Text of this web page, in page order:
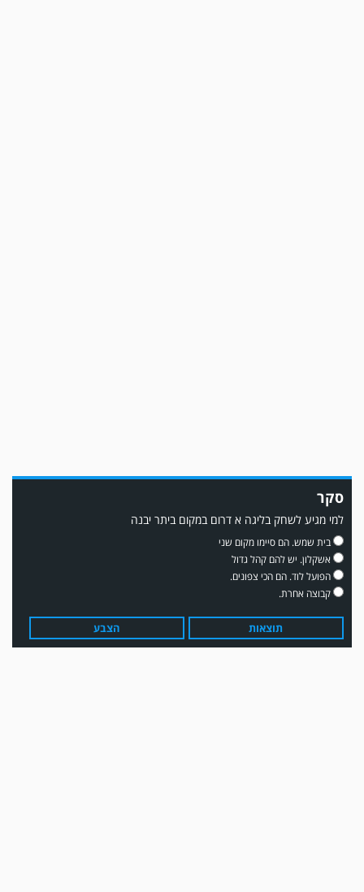
משחק אימון: שדרות גברה על מ.ס. דימונה 1-4.
סקר
למי מגיע לשחק בליגה א דרום במקום ביתר יבנה
בית שמש. הם סיימו מקום שני
אשקלון. יש להם קהל גדול
הפועל לוד. הם הכי צפונים.
קבוצה אחרת.
תוצאות הצבע